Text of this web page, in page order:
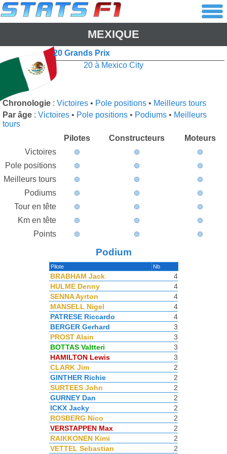
MEXIQUE
20 Grands Prix
20 à Mexico City
Chronologie : Victoires • Pole positions • Meilleurs tours
Par âge : Victoires • Pole positions • Podiums • Meilleurs
tours
Pilotes
Constructeurs
Moteurs
Victoires
Pole positions
Meilleurs tours
Podiums
Tour en tête
Km en tête
Points
Podium
Pilote Nb
BRABHAM Jack
4
HULME Denny
4
SENNA Ayrton
4
MANSELL Nigel
4
PATRESE Riccardo
4
BERGER Gerhard
3
PROST Alain
3
BOTTAS Valtteri
3
HAMILTON Lewis
3
CLARK Jim
2
GINTHER Richie
2
SURTEES John
2
GURNEY Dan
2
ICKX Jacky
2
ROSBERG Nico
2
VERSTAPPEN Max
2
RAIKKONEN Kimi
2
VETTEL Sebastian
2